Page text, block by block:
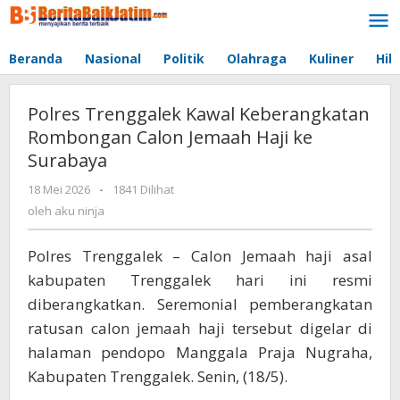
Lewati
ke
Beranda Nasional Politik Olahraga Kuliner
Polres Trenggalek Kawal Keberangkatan
Rombongan Calon Jemaah Haji ke
Surabaya
18 Mei 2026
oleh
aku
-
1841 Dilihat
oleh aku ninja
Polres Trenggalek – Calon Jemaah haji asal
kabupaten Trenggalek hari ini resmi
diberangkatkan. Seremonial pemberangkatan
ratusan calon jemaah haji tersebut digelar di
halaman pendopo Manggala Praja Nugraha,
Kabupaten Trenggalek. Senin, (18/5).